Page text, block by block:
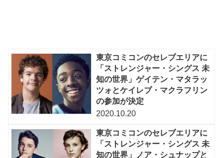
東京コミコンのセレブエリアに
「ストレンジャー・シングス 未
知の世界」ゲイテン・マタラッ
ツォとケイレブ・マクラフリン
の参加が決定
2020.10.20
東京コミコンのセレブエリアに
「ストレンジャー・シングス 未
知の世界」ノア・シュナップと